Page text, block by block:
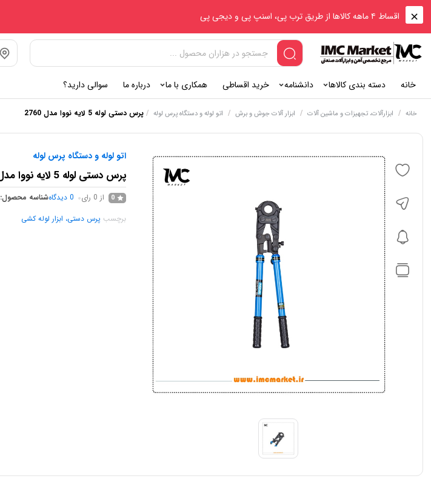
اقساط ۴ ماهه کالاها از طریق ترب پی، اسنپ پی و دیجی پی
خانه دسته بندی کالاها دانشنامه خرید اقساطی همکاری با ما درباره ما سوالی دارید؟
خانه / ابزارآلات، تجهیزات و ماشین آلات / ابزار آلات جوش و برش / اتو لوله و دستگاه پرس لوله /پرس دستی لوله 5 لایه نووا مدل 2760
اتو لوله و دستگاه پرس لوله
پرس دستی لوله 5 لایه نووا مدل 2760
0 از 0 رای 0 دیدگاهشناسه محصول:
برچسب پرس دستی، ابزار لوله کشی